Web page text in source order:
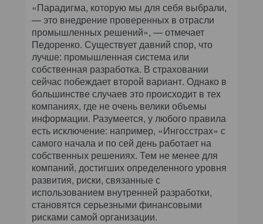
«Парадигма, которую мы для себя выбрали,
— это внедрение проверенных в отрасли
промышленных решений», — отмечает
Педоренко. Существует давний спор, что
лучше: промышленная система или
собственная разработка. В страховании
сейчас побеждает второй вариант. Однако в
большинстве случаев это происходит в тех
компаниях, где не очень велики объемы
информации. Разумеется, у любого правила
есть исключение: например, «Ингосстрах» с
самого начала и по сей день работает на
собственных решениях. Тем не менее для
компаний, достигших определенного уровня
развития, риски, связанные с
использованием внутренней разработки,
становятся серьезными финансовыми
рисками самой организации.